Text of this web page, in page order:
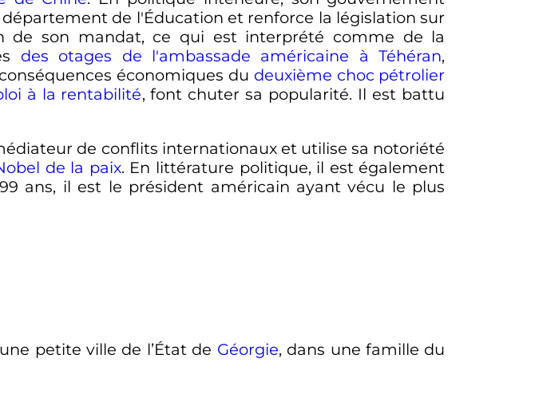
de l'Éducation et renforce la législation sur
de son mandat, ce qui est interprété comme de la
des otages de l'ambassade américaine à Téhéran,
économiques du deuxième choc pétrolier
à la rentabilité, font chuter sa popularité. Il est battu
de conflits internationaux et utilise sa notoriété
de la paix. En littérature politique, il est également
99 ans, il est le président américain ayant vécu le plus
petite ville de l’État de Géorgie, dans une famille du